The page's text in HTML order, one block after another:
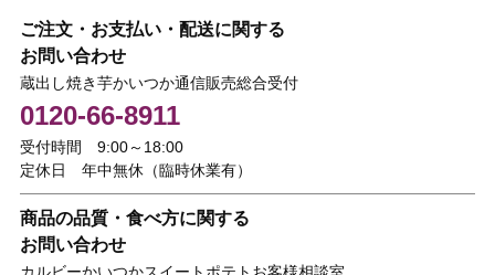
ご注文・お支払い・配送に関する
お問い合わせ
蔵出し焼き芋かいつか通信販売総合受付
0120-66-8911
受付時間 9:00～18:00
定休日 年中無休（臨時休業有）
商品の品質・食べ方に関する
お問い合わせ
カルビーかいつかスイートポテトお客様相談室